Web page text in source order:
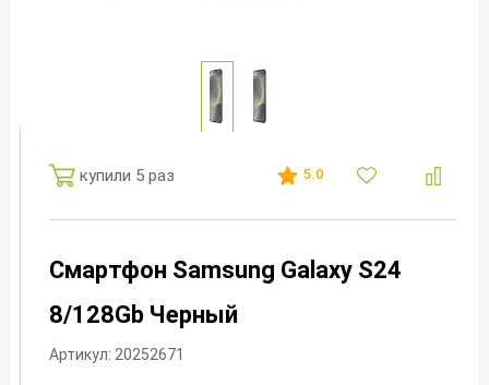
купили 5 раз 5.0
Смартфон Samsung Galaxy S24
8/128Gb Черный
Артикул: 20252671